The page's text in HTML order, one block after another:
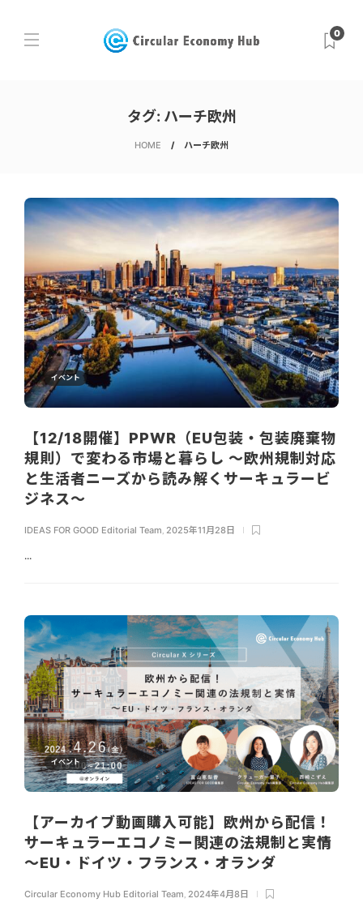
0
タグ: ハーチ欧州
HOME ハーチ欧州
イベント
【12/18開催】PPWR（EU包装・包装廃棄物
規則）で変わる市場と暮らし 〜欧州規制対応
と生活者ニーズから読み解くサーキュラービ
ジネス〜
IDEAS FOR GOOD Editorial Team 2025年11月28日
...
イベント
【アーカイブ動画購入可能】欧州から配信！
サーキュラーエコノミー関連の法規制と実情
～EU・ドイツ・フランス・オランダ
Circular Economy Hub Editorial Team, 2024年4月8日